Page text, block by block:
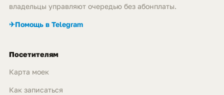
владельцы управляют очередью без абонплаты.
✈Помощь в Telegram
Посетителям
Карта моек
Как записаться